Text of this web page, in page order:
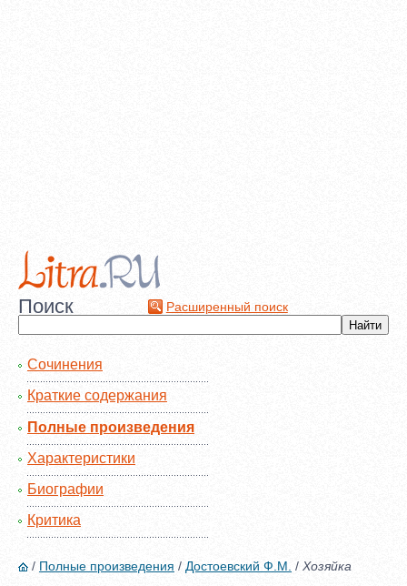
Поиск Расширенный поиск
Сочинения
Краткие содержания
Полные произведения
Характеристики
Биографии
Критика
/ Полные произведения / Достоевский Ф.М. / Хозяйка